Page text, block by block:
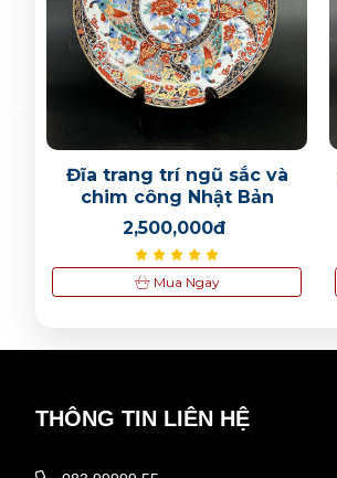
Đĩa trang trí ngũ sắc và
chim công Nhật Bản
2,500,000đ
Mua Ngay
THÔNG TIN LIÊN HỆ